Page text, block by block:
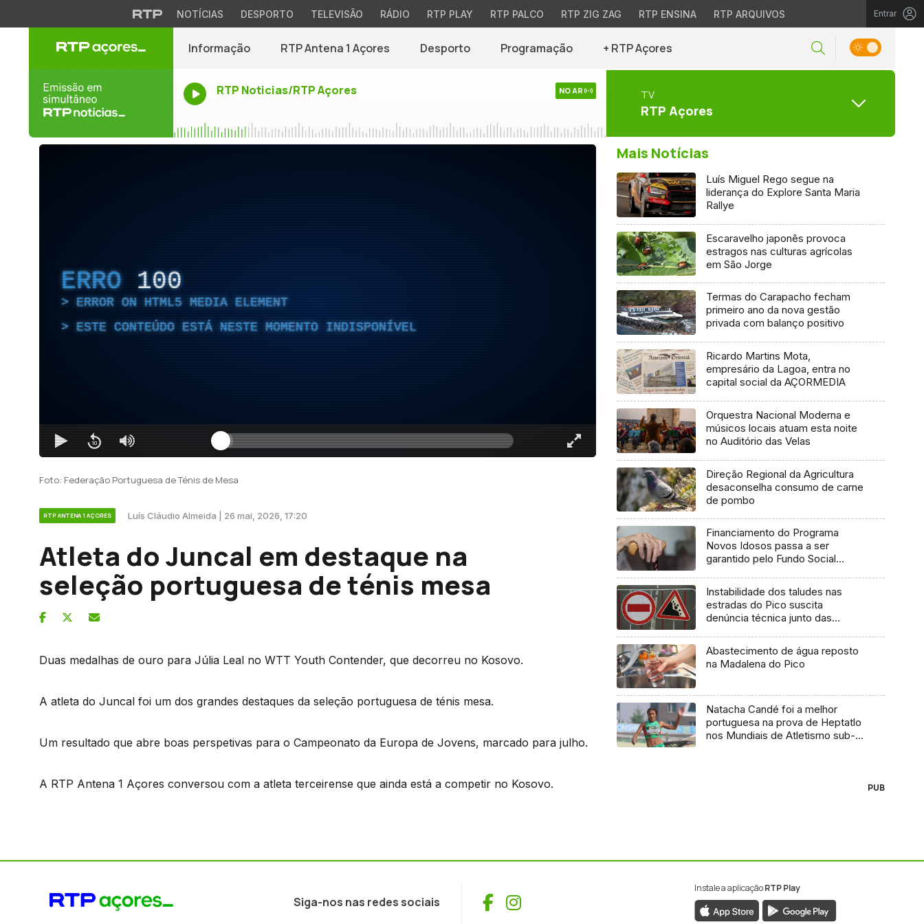
NOTÍCIAS DESPORTO TELEVISÃO RÁDIO RTP PLAY RTP PALCO RTP ZIG ZAG RTP ENSINA RTP ARQUIVOS Entrar
Informação RTP Antena 1 Açores Desporto Programação + RTP Açores
RTP Noticias/RTP Açores NO AR TV
RTP Açores
ERRO 100
ERROR ON HTML5 MEDIA ELEMENT
ESTE CONTEÚDO ESTÁ NESTE MOMENTO INDISPONÍVEL
Foto: Federação Portuguesa de Ténis de Mesa
RTP ANTENA 1 AÇORES Luís Cláudio Almeida | 26 mai, 2026, 17:20
Atleta do Juncal em destaque na
seleção portuguesa de ténis mesa
Duas medalhas de ouro para Júlia Leal no WTT Youth Contender, que decorreu no Kosovo.
A atleta do Juncal foi um dos grandes destaques da seleção portuguesa de ténis mesa.
Um resultado que abre boas perspetivas para o Campeonato da Europa de Jovens, marcado para julho.
A RTP Antena 1 Açores conversou com a atleta terceirense que ainda está a competir no Kosovo.
Mais Notícias
Luís Miguel Rego segue na
liderança do Explore Santa Maria
Rallye
Escaravelho japonês provoca
estragos nas culturas agrícolas
em São Jorge
Termas do Carapacho fecham
primeiro ano da nova gestão
privada com balanço positivo
Ricardo Martins Mota,
empresário da Lagoa, entra no
capital social da AÇORMEDIA
Orquestra Nacional Moderna e
músicos locais atuam esta noite
no Auditório das Velas
Direção Regional da Agricultura
desaconselha consumo de carne
de pombo
Financiamento do Programa
Novos Idosos passa a ser
garantido pelo Fundo Social
Instabilidade dos taludes nas
estradas do Pico suscita
denúncia técnica junto das
Abastecimento de água reposto
na Madalena do Pico
Natacha Candé foi a melhor
portuguesa na prova de Heptatlo
nos Mundiais de Atletismo sub-
PUB
Siga-nos nas redes sociais Facebook
Instagram
Instale a aplicaçãoRTP Play